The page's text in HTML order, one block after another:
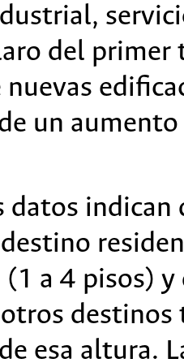
del primer
nuevas
un
datos indican
a 4 pisos)
esa altura.